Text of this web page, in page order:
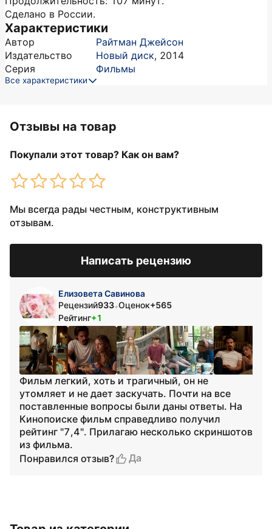
Сделано в России.
Характеристики
Автор
Райтман Джейсон
Издательство
Новый диск, 2014
Серия
Фильмы
Все характеристики
Отзывы на товар
Покупали этот товар? Как он вам?
Мы всегда рады честным, конструктивным
отзывам.
Написать рецензию
Елизовета Савинова
Рецензий933•Оценок+565
Рейтинг+1
Фильм легкий, хоть и трагичный, он не
утомляет и не дает заскучать. Почти на все
поставленные вопросы были даны ответы. На
Кинопоиске фильм справедливо получил
рейтинг "7,4". Прилагаю несколько скриншотов
из фильма.
Понравился отзыв?
Да